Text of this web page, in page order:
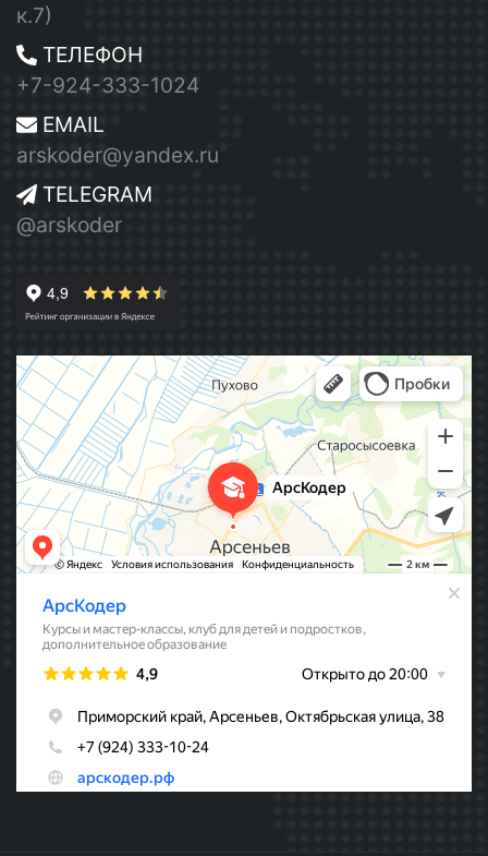
к.7)
ТЕЛЕФОН
+7-924-333-1024
EMAIL
arskoder@yandex.ru
TELEGRAM
@arskoder